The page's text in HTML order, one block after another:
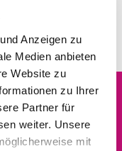
Anzeigen zu
Medien anbieten
Website zu
zu Ihrer
Partner für
weiter. Unsere
mit
auch